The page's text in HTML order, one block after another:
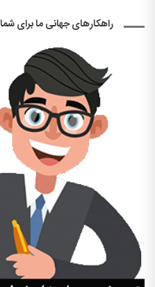
راهکارهای جهانی ما برای شما